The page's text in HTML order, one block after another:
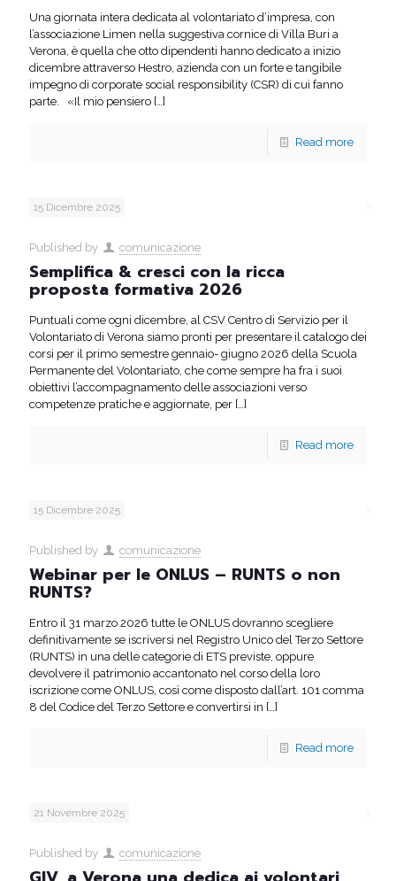
Una giornata intera dedicata al volontariato d’impresa, con
l’associazione Limen nella suggestiva cornice di Villa Buri a
Verona, è quella che otto dipendenti hanno dedicato a inizio
dicembre attraverso Hestro, azienda con un forte e tangibile
impegno di corporate social responsibility (CSR) di cui fanno
parte. «Il mio pensiero […]
Read more
15 Dicembre 2025
Published by comunicazione
Semplifica & cresci con la ricca
proposta formativa 2026
Puntuali come ogni dicembre, al CSV Centro di Servizio per il
Volontariato di Verona siamo pronti per presentare il catalogo dei
corsi per il primo semestre gennaio- giugno 2026 della Scuola
Permanente del Volontariato, che come sempre ha fra i suoi
obiettivi l’accompagnamento delle associazioni verso
competenze pratiche e aggiornate, per […]
Read more
15 Dicembre 2025
Published by comunicazione
Webinar per le ONLUS – RUNTS o non
RUNTS?
Entro il 31 marzo 2026 tutte le ONLUS dovranno scegliere
definitivamente se iscriversi nel Registro Unico del Terzo Settore
(RUNTS) in una delle categorie di ETS previste, oppure
devolvere il patrimonio accantonato nel corso della loro
iscrizione come ONLUS, così come disposto dall’art. 101 comma
8 del Codice del Terzo Settore e convertirsi in […]
Read more
21 Novembre 2025
Published by comunicazione